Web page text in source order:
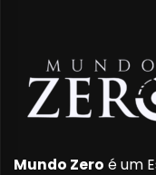
Mundo Zero é um